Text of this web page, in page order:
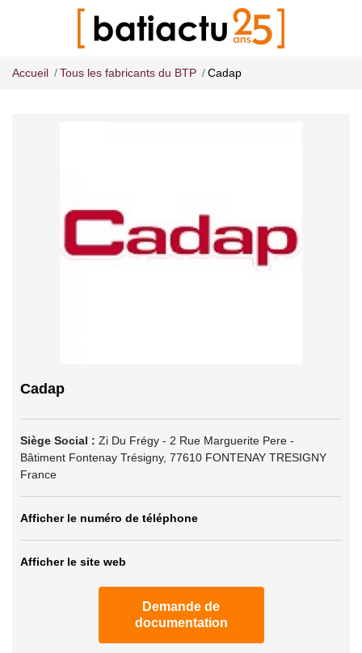
Accueil Tous les fabricants du BTP Cadap
Cadap
Siège Social : Zi Du Frégy - 2 Rue Marguerite Pere -
Bâtiment Fontenay Trésigny, 77610 FONTENAY TRESIGNY
France
Afficher le numéro de téléphone
Afficher le site web
Demande de
documentation